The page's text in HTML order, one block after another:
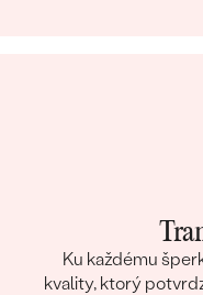
Ku každému
kvality, ktorý